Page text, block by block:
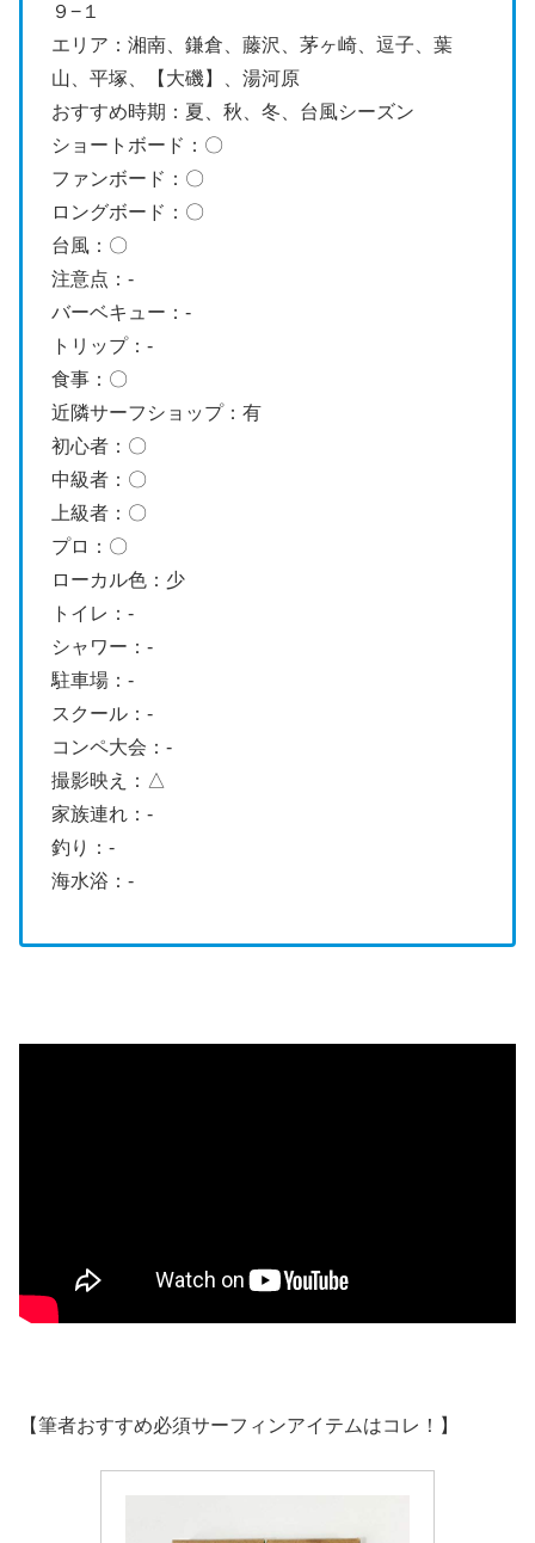
９−１
エリア：湘南、鎌倉、藤沢、茅ヶ崎、逗子、葉
山、平塚、【大磯】、湯河原
おすすめ時期：夏、秋、冬、台風シーズン
ショートボード：〇
ファンボード：〇
ロングボード：〇
台風：〇
注意点：-
バーベキュー：-
トリップ：-
食事：〇
近隣サーフショップ：有
初心者：〇
中級者：〇
上級者：〇
プロ：〇
ローカル色：少
トイレ：-
シャワー：-
駐車場：-
スクール：-
コンペ大会：-
撮影映え：△
家族連れ：-
釣り：-
海水浴：-
【筆者おすすめ必須サーフィンアイテムはコレ！】